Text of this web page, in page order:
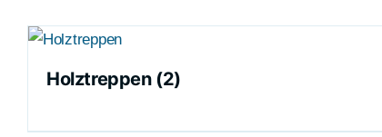
Holztreppen (2)